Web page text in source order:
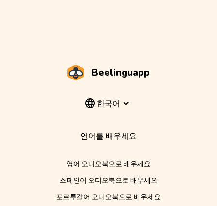
Beelinguapp
한국어
언어를 배우세요
영어 오디오북으로 배우세요
스페인어 오디오북으로 배우세요
포르투갈어 오디오북으로 배우세요